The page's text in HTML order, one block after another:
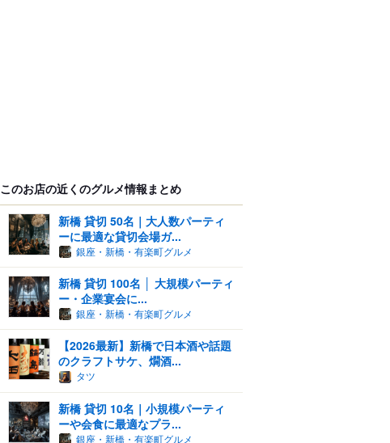
このお店の近くのグルメ情報まとめ
新橋 貸切 50名｜大人数パーティ
ーに最適な貸切会場ガ...
銀座・新橋・有楽町グルメ
新橋 貸切 100名 │ 大規模パーティ
ー・企業宴会に...
銀座・新橋・有楽町グルメ
【2026最新】新橋で日本酒や話題
のクラフトサケ、燗酒...
タツ
新橋 貸切 10名｜小規模パーティ
ーや会食に最適なプラ...
銀座・新橋・有楽町グルメ